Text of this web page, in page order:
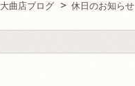
大曲店ブログ 休日のお知らせ